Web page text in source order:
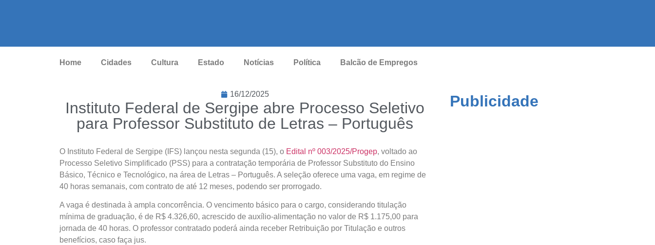
Home Cidades Cultura Estado Notícias Política Balcão de Empregos
16/12/2025
Instituto Federal de Sergipe abre Processo Seletivo
para Professor Substituto de Letras – Português
O Instituto Federal de Sergipe (IFS) lançou nesta segunda (15), o Edital nº 003/2025/Progep, voltado ao
Processo Seletivo Simplificado (PSS) para a contratação temporária de Professor Substituto do Ensino
Básico, Técnico e Tecnológico, na área de Letras – Português. A seleção oferece uma vaga, em regime de
40 horas semanais, com contrato de até 12 meses, podendo ser prorrogado.
A vaga é destinada à ampla concorrência. O vencimento básico para o cargo, considerando titulação
mínima de graduação, é de R$ 4.326,60, acrescido de auxílio-alimentação no valor de R$ 1.175,00 para
jornada de 40 horas. O professor contratado poderá ainda receber Retribuição por Titulação e outros
benefícios, caso faça jus.
Publicidade